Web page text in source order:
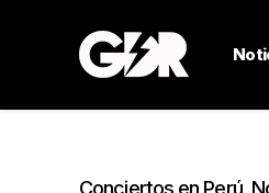
Conciertos en Perú,